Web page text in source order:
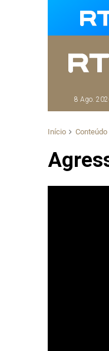
8 Ago.
Início Conteúdo